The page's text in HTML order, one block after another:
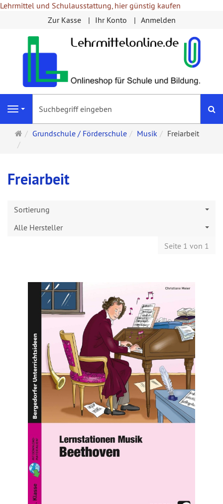
Lehrmittel und Schulausstattung, hier günstig kaufen
Zur Kasse
Ihr Konto Anmelden
Navigation
Startseite
Grundschule / Förderschule Musik Freiarbeit
Freiarbeit
Sortierung
Alle Hersteller
Seite 1 von 1